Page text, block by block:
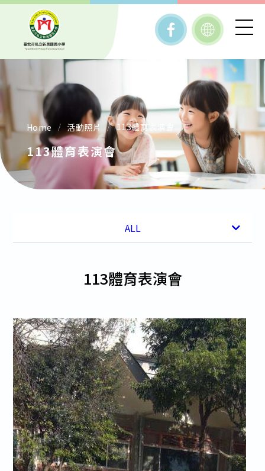
Home 活動照片 113體育表演會
113體育表演會
ALL
113體育表演會